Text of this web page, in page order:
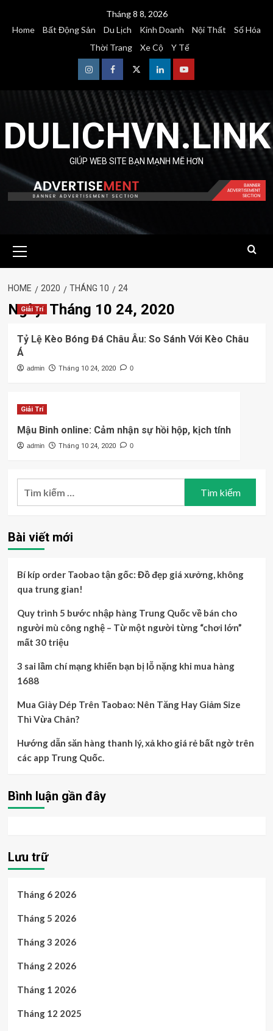
Tháng 8 8, 2026
Home
Bất Động Sản Du Lịch Kinh Doanh Nội Thất
Số Hóa
Thời Trang
Xe Cộ Y Tế
InstagramFacebookTwitterLinkedinYoutube
DULICHVN.LINK
GIÚP WEB SITE BẠN MẠNH MẼ HƠN
Menu
HOME 2020 THÁNG 10 24
Ngày:Tháng 10 24, 2020
Giải Trí
Tỷ Lệ Kèo Bóng Đá Châu Âu: So Sánh Với Kèo Châu
Á
admin Tháng 10 24, 2020 0
Giải Trí
Mậu Binh online: Cảm nhận sự hồi hộp, kịch tính
admin Tháng 10 24, 2020 0
Bài viết mới
Bí kíp order Taobao tận gốc: Đồ đẹp giá xưởng, không
qua trung gian!
Quy trình 5 bước nhập hàng Trung Quốc về bán cho
người mù công nghệ – Từ một người từng “chơi lớn”
mất 30 triệu
3 sai lầm chí mạng khiến bạn bị lỗ nặng khi mua hàng
1688
Mua Giày Dép Trên Taobao: Nên Tăng Hay Giảm Size
Thì Vừa Chân?
Hướng dẫn săn hàng thanh lý, xả kho giá rẻ bất ngờ trên
các app Trung Quốc.
Bình luận gần đây
Lưu trữ
Tháng 6 2026
Tháng 5 2026
Tháng 3 2026
Tháng 2 2026
Tháng 1 2026
Tháng 12 2025